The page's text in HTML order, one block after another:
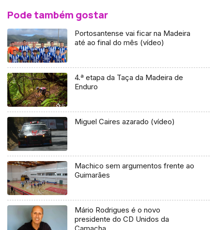
Pode também gostar
Portosantense vai ficar na Madeira
até ao final do mês (vídeo)
4.ª etapa da Taça da Madeira de
Enduro
Miguel Caires azarado (vídeo)
Machico sem argumentos frente ao
Guimarães
Mário Rodrigues é o novo
presidente do CD Unidos da